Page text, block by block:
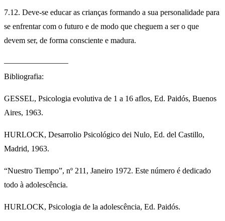
7.12. Deve-se educar as crianças formando a sua personalidade para
se enfrentar com o futuro e de modo que cheguem a ser o que
devem ser, de forma consciente e madura.
————————
Bibliografia:
GESSEL, Psicologia evolutiva de 1 a 16 aflos, Ed. Paidós, Buenos
Aires, 1963.
HURLOCK, Desarrolio Psicológico dei Nulo, Ed. del Castillo,
Madrid, 1963.
“Nuestro Tiempo”, nº 211, Janeiro 1972. Este número é dedicado
todo à adolescência.
HURLOCK, Psicologia de la adolescência, Ed. Paidós.